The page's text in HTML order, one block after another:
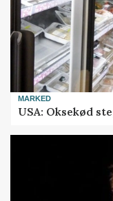
MARKED
USA: Oksekød